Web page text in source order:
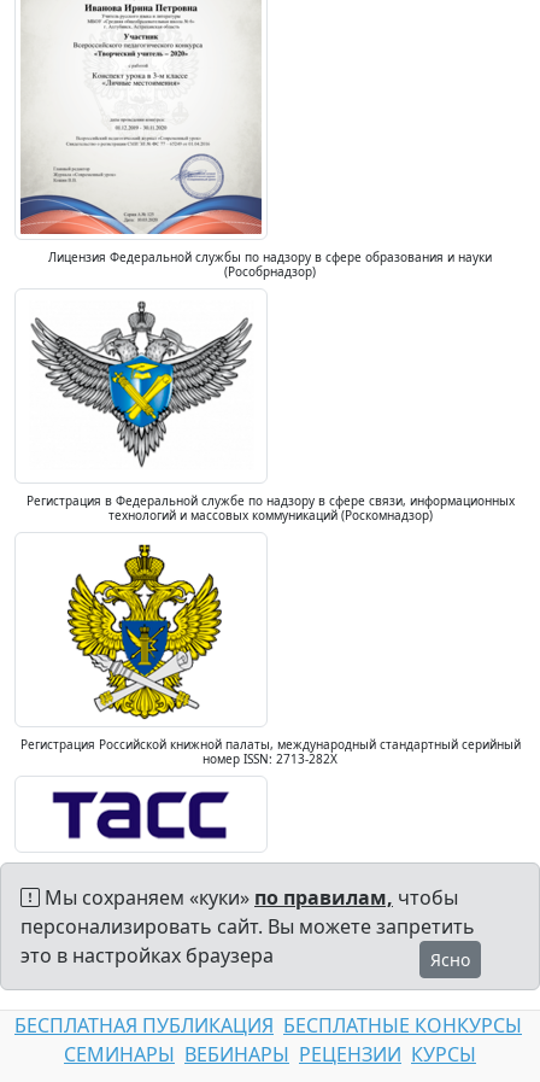
Лицензия Федеральной службы по надзору в сфере образования и науки
(Рособрнадзор)
Регистрация в Федеральной службе по надзору в сфере связи, информационных
технологий и массовых коммуникаций (Роскомнадзор)
Регистрация Российской книжной палаты, международный стандартный серийный
номер ISSN: 2713-282X
Мы сохраняем «куки» по правилам, чтобы
персонализировать сайт. Вы можете запретить
это в настройках браузера
Ясно
БЕСПЛАТНАЯ ПУБЛИКАЦИЯ БЕСПЛАТНЫЕ КОНКУРСЫ
СЕМИНАРЫ ВЕБИНАРЫ РЕЦЕНЗИИ КУРСЫ